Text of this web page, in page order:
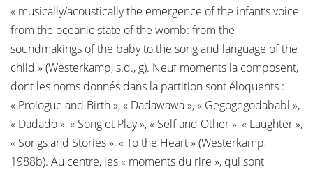
« musically/acoustically the emergence of the infant’s voice
from the oceanic state of the womb: from the
soundmakings of the baby to the song and language of the
child » (Westerkamp, s.d., g). Neuf moments la composent,
dont les noms donnés dans la partition sont éloquents :
« Prologue and Birth », « Dadawawa », « Gegogegodababl »,
« Dadado », « Song et Play », « Self and Other », « Laughter »,
« Songs and Stories », « To the Heart » (Westerkamp,
1988b). Au centre, les « moments du rire », qui sont